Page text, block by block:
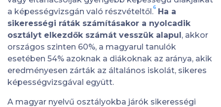
a képességvizsgán való részvételtől.6 Ha a
sikerességi ráták számításakor a nyolcadik
osztályt elkezdők számát vesszük alapul, akkor
országos szinten 60%, a magyarul tanulók
esetében 54% azoknak a diákoknak az aránya, akik
eredményesen zárták az általános iskolát, sikeres
képességvizsgával együtt.
A magyar nyelvű osztályokba járók sikerességi